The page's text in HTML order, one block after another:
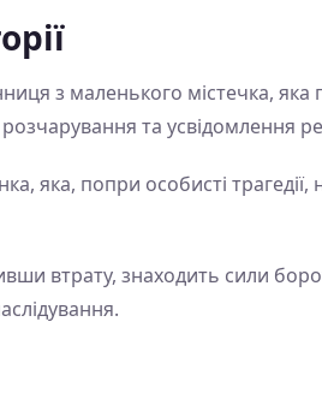
з маленького містечка, яка
та усвідомлення
яка, попри особисті
втрату, знаходить сили